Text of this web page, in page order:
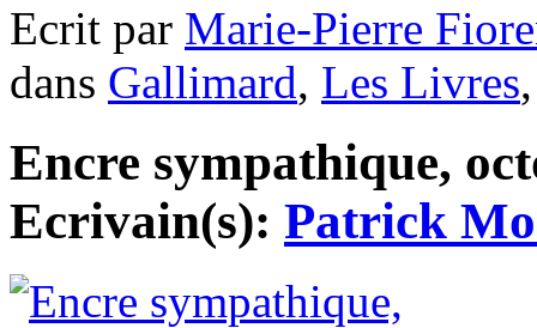
Ecrit par Marie-Pierre
dans Gallimard, Les Livres
Encre sympathique,
Ecrivain(s): Patrick